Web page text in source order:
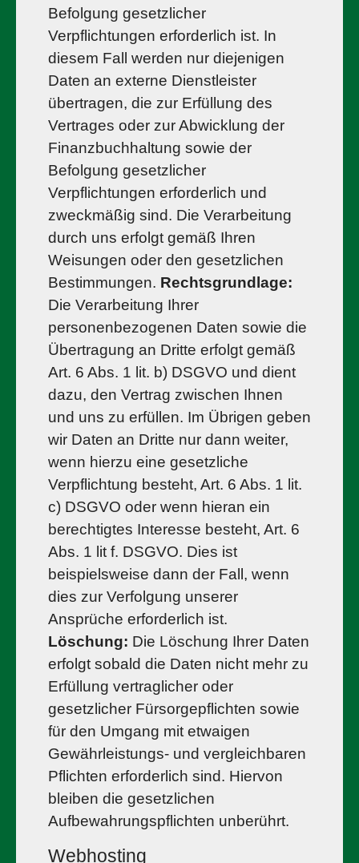
Befolgung gesetzlicher
Verpflichtungen erforderlich ist. In
diesem Fall werden nur diejenigen
Daten an externe Dienstleister
übertragen, die zur Erfüllung des
Vertrages oder zur Abwicklung der
Finanzbuchhaltung sowie der
Befolgung gesetzlicher
Verpflichtungen erforderlich und
zweckmäßig sind. Die Verarbeitung
durch uns erfolgt gemäß Ihren
Weisungen oder den gesetzlichen
Bestimmungen. Rechtsgrundlage:
Die Verarbeitung Ihrer
personenbezogenen Daten sowie die
Übertragung an Dritte erfolgt gemäß
Art. 6 Abs. 1 lit. b) DSGVO und dient
dazu, den Vertrag zwischen Ihnen
und uns zu erfüllen. Im Übrigen geben
wir Daten an Dritte nur dann weiter,
wenn hierzu eine gesetzliche
Verpflichtung besteht, Art. 6 Abs. 1 lit.
c) DSGVO oder wenn hieran ein
berechtigtes Interesse besteht, Art. 6
Abs. 1 lit f. DSGVO. Dies ist
beispielsweise dann der Fall, wenn
dies zur Verfolgung unserer
Ansprüche erforderlich ist.
Löschung: Die Löschung Ihrer Daten
erfolgt sobald die Daten nicht mehr zu
Erfüllung vertraglicher oder
gesetzlicher Fürsorgepflichten sowie
für den Umgang mit etwaigen
Gewährleistungs- und vergleichbaren
Pflichten erforderlich sind. Hiervon
bleiben die gesetzlichen
Aufbewahrungspflichten unberührt.
Webhosting